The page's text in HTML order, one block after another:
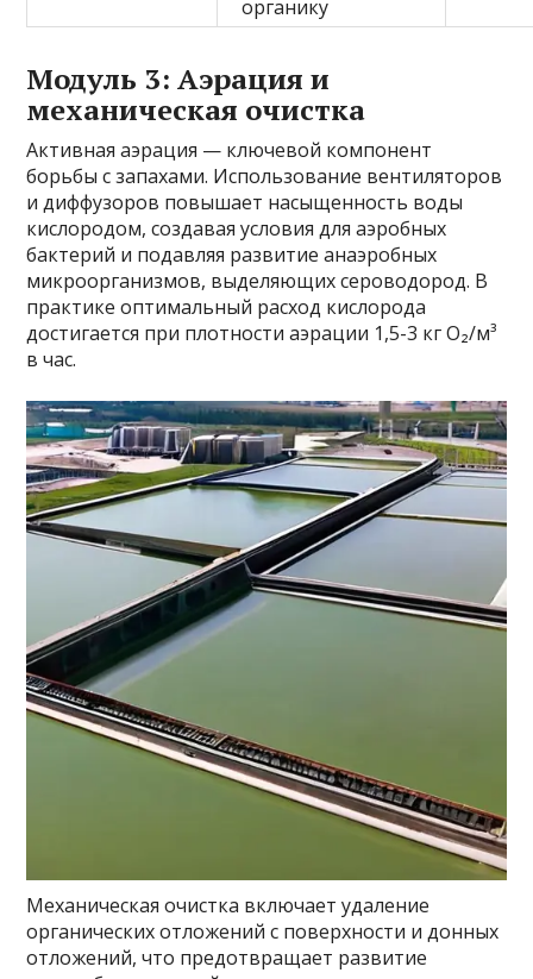
органику
Модуль 3: Аэрация и
механическая очистка
Активная аэрация — ключевой компонент
борьбы с запахами. Использование вентиляторов
и диффузоров повышает насыщенность воды
кислородом, создавая условия для аэробных
бактерий и подавляя развитие анаэробных
микроорганизмов, выделяющих сероводород. В
практике оптимальный расход кислорода
достигается при плотности аэрации 1,5-3 кг O₂/м³
в час.
Механическая очистка включает удаление
органических отложений с поверхности и донных
отложений, что предотвращает развитие